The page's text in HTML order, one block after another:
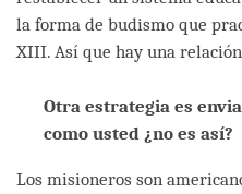
la forma de budismo que
XIII. Así que hay una
Otra estrategia es
como usted ¿no es así?
Los misioneros son